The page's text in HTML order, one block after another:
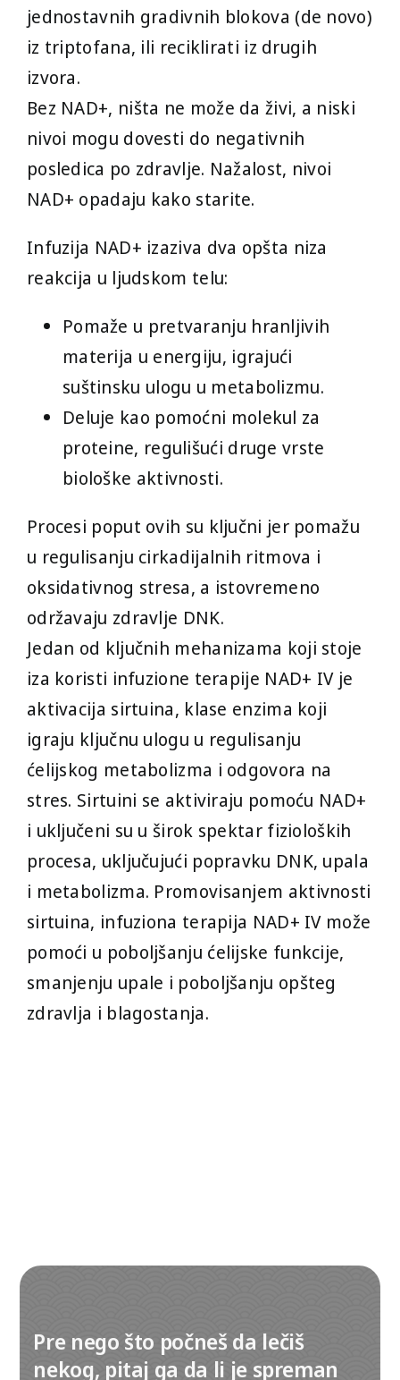
jednostavnih gradivnih blokova (de novo)
iz triptofana, ili reciklirati iz drugih
izvora.
Bez NAD+, ništa ne može da živi, a niski
nivoi mogu dovesti do negativnih
posledica po zdravlje. Nažalost, nivoi
NAD+ opadaju kako starite.
Infuzija NAD+ izaziva dva opšta niza
reakcija u ljudskom telu:
Pomaže u pretvaranju hranljivih
materija u energiju, igrajući
suštinsku ulogu u metabolizmu.
Deluje kao pomoćni molekul za
proteine, regulišući druge vrste
biološke aktivnosti.
Procesi poput ovih su ključni jer pomažu
u regulisanju cirkadijalnih ritmova i
oksidativnog stresa, a istovremeno
održavaju zdravlje DNK.
Jedan od ključnih mehanizama koji stoje
iza koristi infuzione terapije NAD+ IV je
aktivacija sirtuina, klase enzima koji
igraju ključnu ulogu u regulisanju
ćelijskog metabolizma i odgovora na
stres. Sirtuini se aktiviraju pomoću NAD+
i uključeni su u širok spektar fizioloških
procesa, uključujući popravku DNK, upala
i metabolizma. Promovisanjem aktivnosti
sirtuina, infuziona terapija NAD+ IV može
pomoći u poboljšanju ćelijske funkcije,
smanjenju upale i poboljšanju opšteg
zdravlja i blagostanja.
Pre nego što počneš da lečiš
nekog, pitaj ga da li je spreman